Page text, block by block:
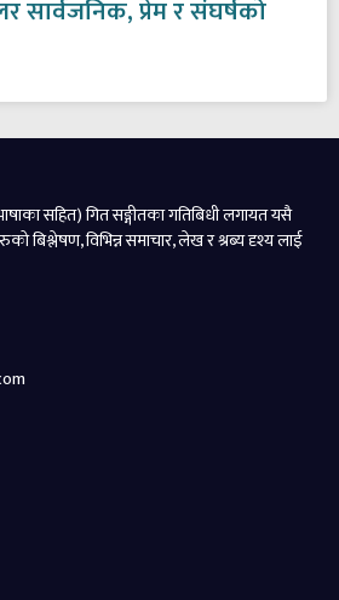
सार्वजनिक, प्रेम र संघर्षको
सहित) गित सङ्गीतका गतिबिधी लगायत यसै
बिश्लेषण, विभिन्न समाचार, लेख र श्रब्य दृश्य लाई